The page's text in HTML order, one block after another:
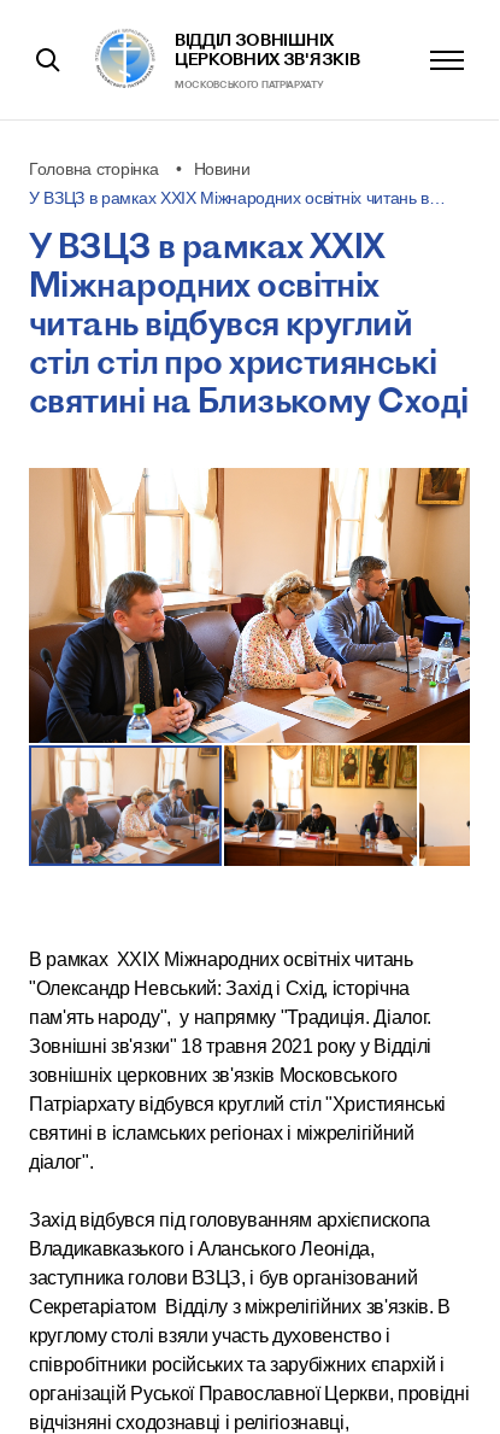
ВІДДІЛ ЗОВНІШНІХ
ЦЕРКОВНИХ ЗВ'ЯЗКІВ
МОСКОВСЬКОГО ПАТРІАРХАТУ
Головна сторінка
Новини
У ВЗЦЗ в рамках ХХІХ Міжнародних освітніх читань в…
У ВЗЦЗ в рамках ХХІХ
Міжнародних освітніх
читань відбувся круглий
стіл стіл про християнські
святині на Близькому Сході
В рамках ХХІХ Міжнародних освітніх читань
"Олександр Невський: Захід і Схід, історічна
пам'ять народу", у напрямку "Традиція. Діалог.
Зовнішні зв'язки" 18 травня 2021 року у Відділі
зовнішніх церковних зв'язків Московського
Патріархату відбувся круглий стіл "Християнські
святині в ісламських регіонах і міжрелігійний
діалог".
Захід відбувся під головуванням архієпископа
Владикавказького і Аланського Леоніда,
заступника голови ВЗЦЗ, і був організований
Секретаріатом Відділу з міжрелігійних зв'язків. В
круглому столі взяли участь духовенство і
співробітники російських та зарубіжних єпархій і
організацій Руської Православної Церкви, провідні
відчізняні сходознавці і релігіознавці,